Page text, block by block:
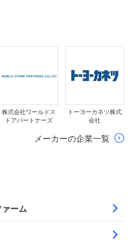
株式会社ワールドス
トアパートナーズ
トーヨーカネツ株式
会社
メーカーの企業一覧
ーム